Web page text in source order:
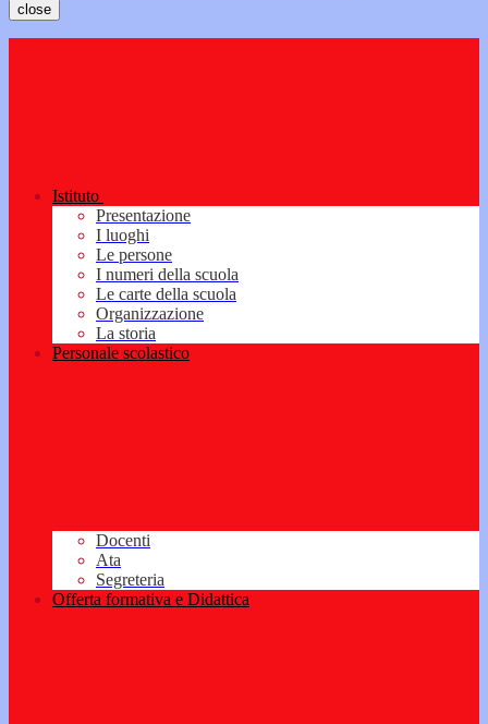
close
Istituto
Presentazione
I luoghi
Le persone
I numeri della scuola
Le carte della scuola
Organizzazione
La storia
Personale scolastico
Docenti
Ata
Segreteria
Offerta formativa e Didattica